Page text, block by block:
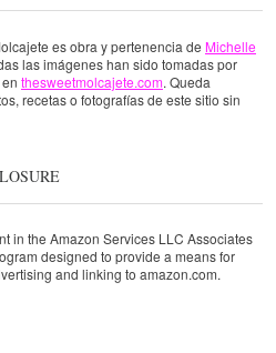
es obra y pertenencia de Michelle
las imágenes han sido tomadas por
thesweetmolcajete.com. Queda
recetas o fotografías de este sitio sin
in the Amazon Services LLC Associates
designed to provide a means for
and linking to amazon.com.